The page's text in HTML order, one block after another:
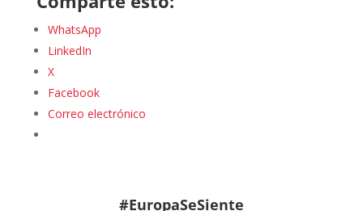
WhatsApp
LinkedIn
X
Facebook
Correo electrónico
#EuropaSeSiente